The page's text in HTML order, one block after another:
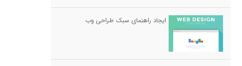
ایجاد راهنمای سبک طراحی وب